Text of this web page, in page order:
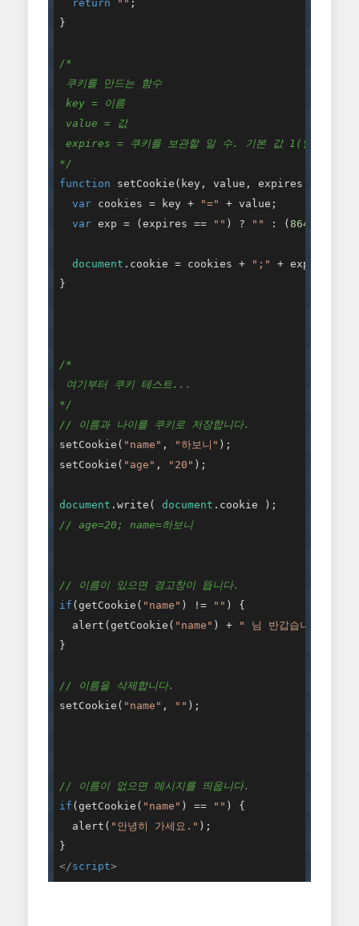
return
"" ;
}
/*
쿠키를 만드는 함수
key = 이름
value = 값
expires = 쿠키를 보관할 일 수. 기본 값 1(일)
*/
function
setCookie ( key, value, expires =
var cookies = key + "="
+ value;
var exp = (expires == "" ) ? "" : ( 86400
document .cookie = cookies + ";" + exp +
}
/*
여기부터 쿠키 테스트...
*/
// 이름과 나이를 쿠키로 저장합니다.
setCookie( "name" , "하보니" );
setCookie( "age" , "20" );
document .write( document
// age=20; name=하보니
// 이름이 있으면 경고창이 뜹니다.
if (getCookie( "name" ) != "" ) {
  alert(getCookie(
"name" ) + " 님 반갑습니다."
}
// 이름을 삭제합니다.
setCookie( "name" , "" );
// 이름이 없으면 메시지를 띄웁니다.
if (getCookie( "name" ) == "" ) {
  alert(
"안녕히 가세요." );
</script>